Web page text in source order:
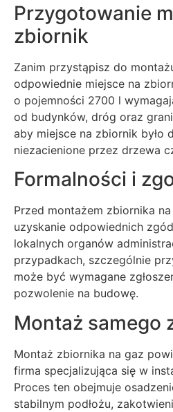
Przygotowanie
zbiornik
Zanim przystąpisz do
odpowiednie miejsce na
o pojemności 2700 l
od budynków, dróg oraz
aby miejsce na zbiornik było
niezacienione przez drzewa
Formalności i
Przed montażem zbiornika
uzyskanie odpowiednich
lokalnych organów
przypadkach, szczególnie
może być wymagane
pozwolenie na budowę.
Montaż samego
Montaż zbiornika na gaz
firma specjalizująca się w
Proces ten obejmuje
stabilnym podłożu,